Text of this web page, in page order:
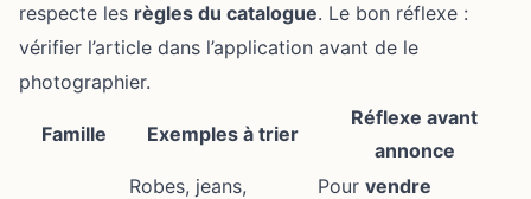
respecte les règles du catalogue. Le bon réflexe :
vérifier l’article dans l’application avant de le
photographier.
Famille Exemples à trier
Réflexe avant
annonce
Robes, jeans,
Pour vendre